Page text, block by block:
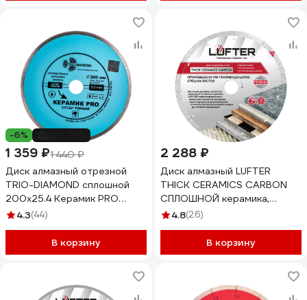
-6%
1 359 ₽1 440 ₽
Диск алмазный отрезной
TRIO-DIAMOND сплошной
200x25.4 Керамик PRO
Супер Тонкий 370202
4.3(44)
В корзину
2 288 ₽
Диск алмазный LUFTER
THICK CERAMICS CARBON
СПЛОШНОЙ керамика,
керамогранит 200 мм 019-
4.8(26)
В корзину